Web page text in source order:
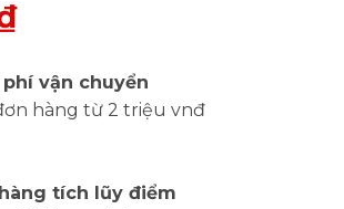
phí vận chuyển
hàng từ 2 triệu vnđ
tích lũy điểm